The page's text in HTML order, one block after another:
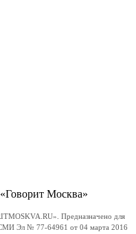
Москва»
Предназначено для
СМИ Эл № 77-64961 от 04 марта 2016